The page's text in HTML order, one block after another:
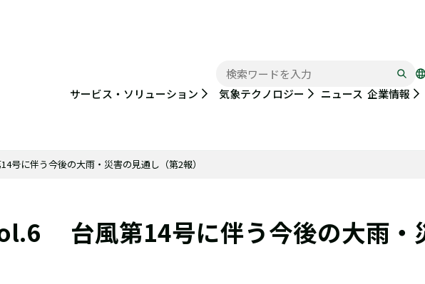
サービス・ソリューション
気象テクノロジー ニュース 企業情報
に伴う今後の大雨・災害の見通し（第2報）
台風第14号に伴う今後の大雨・